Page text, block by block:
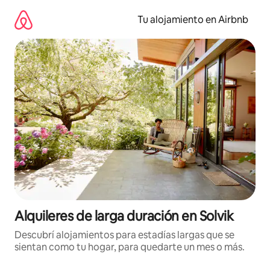
contenido
Tu alojamiento en Airbnb
Alquileres de larga duración en Solvik
Descubrí alojamientos para estadías largas que se
sientan como tu hogar, para quedarte un mes o más.